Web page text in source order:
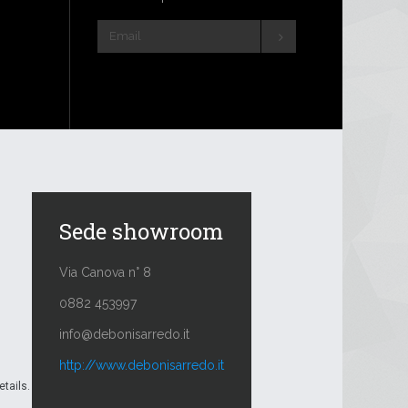
Sede showroom
Via Canova n° 8
0882 453997
info@debonisarredo.it
http://www.debonisarredo.it